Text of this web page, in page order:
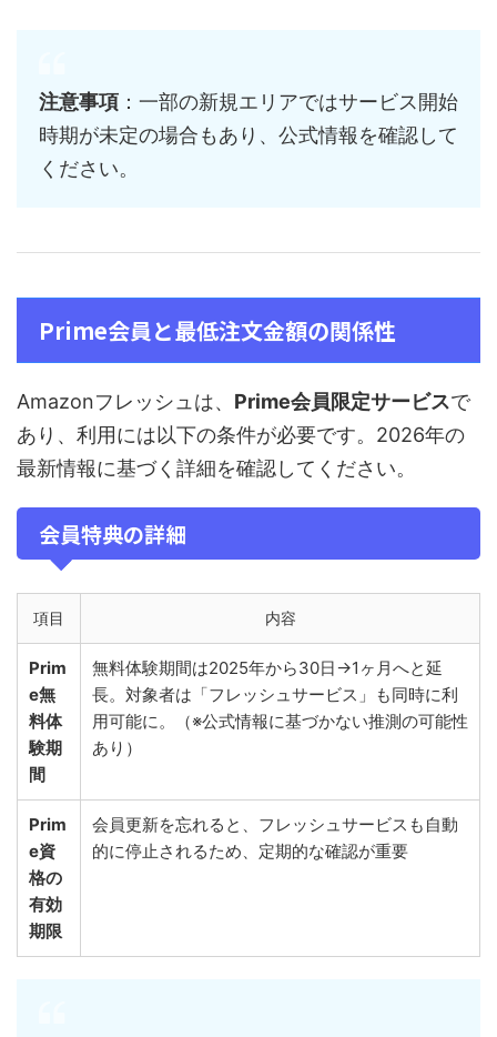
注意事項 ：一部の新規エリアではサービス開始
時期が未定の場合もあり、公式情報を確認して
ください。
Prime会員と最低注文金額の関係性
Amazonフレッシュは、 Prime会員限定サービスで
あり、利用には以下の条件が必要です。2026年の
最新情報に基づく詳細を確認してください。
会員特典の詳細
項目 内容
Prim
e無
料体
験期
間
無料体験期間は2025年から30日→1ヶ月へと延
長。対象者は「フレッシュサービス」も同時に利
用可能に。（※公式情報に基づかない推測の可能性
あり）
Prim
e資
格の
有効
期限
会員更新を忘れると、フレッシュサービスも自動
的に停止されるため、定期的な確認が重要